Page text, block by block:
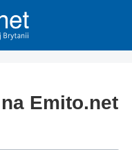
Emito.net